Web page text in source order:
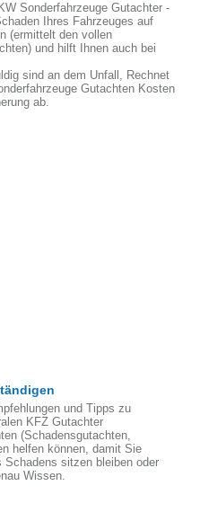
Sonderfahrzeuge Gutachter -
Ihres Fahrzeuges auf
(ermittelt den vollen
und hilft Ihnen auch bei
sind an dem Unfall, Rechnet
Gutachten Kosten
ab.
und Tipps zu
KFZ Gutachter
(Schadensgutachten,
helfen können, damit Sie
sitzen bleiben oder
Wissen.